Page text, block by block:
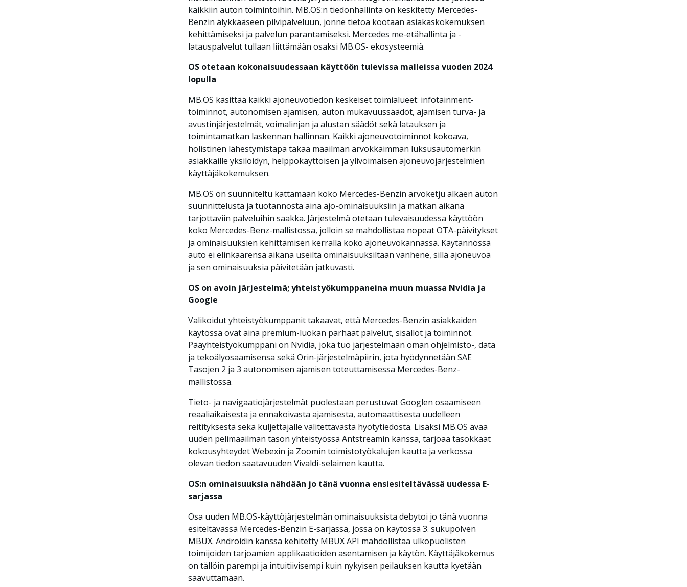
kaikkiin auton toimintoihin. MB.OS:n tiedonhallinta on keskitetty Mercedes-
Benzin älykkääseen pilvipalveluun, jonne tietoa kootaan asiakaskokemuksen
kehittämiseksi ja palvelun parantamiseksi. Mercedes me-etähallinta ja -
latauspalvelut tullaan liittämään osaksi MB.OS- ekosysteemiä.
OS otetaan kokonaisuudessaan käyttöön tulevissa malleissa vuoden 2024
lopulla
MB.OS käsittää kaikki ajoneuvotiedon keskeiset toimialueet: infotainment-
toiminnot, autonomisen ajamisen, auton mukavuussäädöt, ajamisen turva- ja
avustinjärjestelmät, voimalinjan ja alustan säädöt sekä latauksen ja
toimintamatkan laskennan hallinnan. Kaikki ajoneuvotoiminnot kokoava,
holistinen lähestymistapa takaa maailman arvokkaimman luksusautomerkin
asiakkaille yksilöidyn, helppokäyttöisen ja ylivoimaisen ajoneuvojärjestelmien
käyttäjäkokemuksen.
MB.OS on suunniteltu kattamaan koko Mercedes-Benzin arvoketju alkaen auton
suunnittelusta ja tuotannosta aina ajo-ominaisuuksiin ja matkan aikana
tarjottaviin palveluihin saakka. Järjestelmä otetaan tulevaisuudessa käyttöön
koko Mercedes-Benz-mallistossa, jolloin se mahdollistaa nopeat OTA-päivitykset
ja ominaisuuksien kehittämisen kerralla koko ajoneuvokannassa. Käytännössä
auto ei elinkaarensa aikana useilta ominaisuuksiltaan vanhene, sillä ajoneuvoa
ja sen ominaisuuksia päivitetään jatkuvasti.
OS on avoin järjestelmä; yhteistyökumppaneina muun muassa Nvidia ja
Google
Valikoidut yhteistyökumppanit takaavat, että Mercedes-Benzin asiakkaiden
käytössä ovat aina premium-luokan parhaat palvelut, sisällöt ja toiminnot.
Pääyhteistyökumppani on Nvidia, joka tuo järjestelmään oman ohjelmisto-, data
ja tekoälyosaamisensa sekä Orin-järjestelmäpiirin, jota hyödynnetään SAE
Tasojen 2 ja 3 autonomisen ajamisen toteuttamisessa Mercedes-Benz-
mallistossa.
Tieto- ja navigaatiojärjestelmät puolestaan perustuvat Googlen osaamiseen
reaaliaikaisesta ja ennakoivasta ajamisesta, automaattisesta uudelleen
reitityksestä sekä kuljettajalle välitettävästä hyötytiedosta. Lisäksi MB.OS avaa
uuden pelimaailman tason yhteistyössä Antstreamin kanssa, tarjoaa tasokkaat
kokousyhteydet Webexin ja Zoomin toimistotyökalujen kautta ja verkossa
olevan tiedon saatavuuden Vivaldi-selaimen kautta.
OS:n ominaisuuksia nähdään jo tänä vuonna ensiesiteltävässä uudessa E-
sarjassa
Osa uuden MB.OS-käyttöjärjestelmän ominaisuuksista debytoi jo tänä vuonna
esiteltävässä Mercedes-Benzin E-sarjassa, jossa on käytössä 3. sukupolven
MBUX. Androidin kanssa kehitetty MBUX API mahdollistaa ulkopuolisten
toimijoiden tarjoamien applikaatioiden asentamisen ja käytön. Käyttäjäkokemus
on tällöin parempi ja intuitiivisempi kuin nykyisen peilauksen kautta kyetään
saavuttamaan.